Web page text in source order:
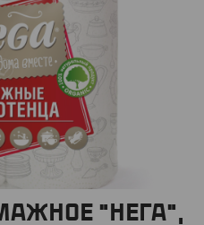
"НЕГА",